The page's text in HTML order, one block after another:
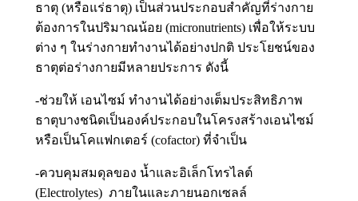
ธาตุ (หรือแร่ธาตุ) เป็นส่วนประกอบสำคัญที่ร่างกาย
ต้องการในปริมาณน้อย (micronutrients) เพื่อให้ระบบ
ต่าง ๆ ในร่างกายทำงานได้อย่างปกติ ประโยชน์ของ
ธาตุต่อร่างกายมีหลายประการ ดังนี้
-ช่วยให้ เอนไซม์ ทำงานได้อย่างเต็มประสิทธิภาพ
ธาตุบางชนิดเป็นองค์ประกอบในโครงสร้างเอนไซม์
หรือเป็นโคแฟกเตอร์ (cofactor) ที่จำเป็น
-ควบคุมสมดุลของ น้ำและอิเล็กโทรไลต์
(Electrolytes) ภายในและภายนอกเซลล์